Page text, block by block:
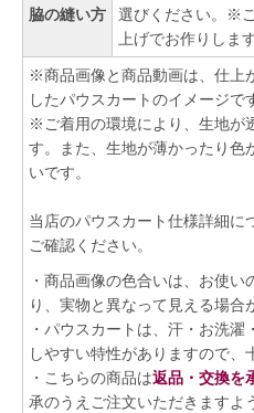
脇の縫い方
選びください。※
上げでお作りします
※商品画像と商品動画は、仕上
したパウスカートのイメージで
※ご着用の環境により、生地が
す。また、生地が薄かったり色
いです。
当店のパウスカート仕様詳細に
ご確認ください。
・商品画像の色合いは、お使い
り、実物と異なって見える場合
・パウスカートは、汗・お洗濯
しやすい特性がありますので、
・こちらの商品は返品・交換を
承のうえご注文いただきますよ